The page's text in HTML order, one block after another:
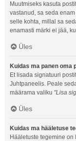
Muutmiseks kasuta
vastanud, sa seda
selle kohta, millal sa
enamasti märki ei jää,
Üles
Kuidas ma panen oma
Et lisada signatuuri
Juhtpaneelis. Peale
määrama valiku "Lisa
Üles
Kuidas ma hääletuse
Hääletuste tegemine